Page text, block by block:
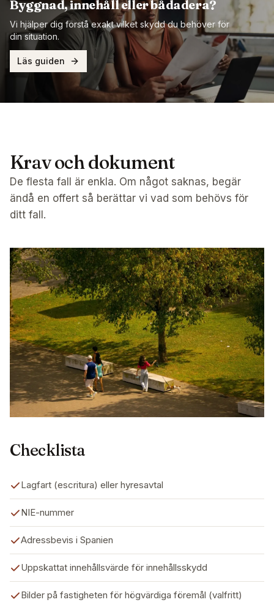
Byggnad, innehåll eller bådadera?
Vi hjälper dig förstå exakt vilket skydd du behöver för
din situation.
Läs guiden
Krav och dokument
De flesta fall är enkla. Om något saknas, begär
ändå en offert så berättar vi vad som behövs för
ditt fall.
Checklista
Lagfart (escritura) eller hyresavtal
NIE-nummer
Adressbevis i Spanien
Uppskattat innehållsvärde för innehållsskydd
Bilder på fastigheten för högvärdiga föremål (valfritt)